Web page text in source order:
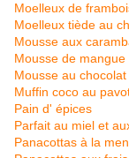
Moelleux de
Moelleux tiède au
Mousse aux
Mousse de mangue
Mousse au
Muffin coco au
Pain d' épices
Parfait au miel et
Panacottas à la